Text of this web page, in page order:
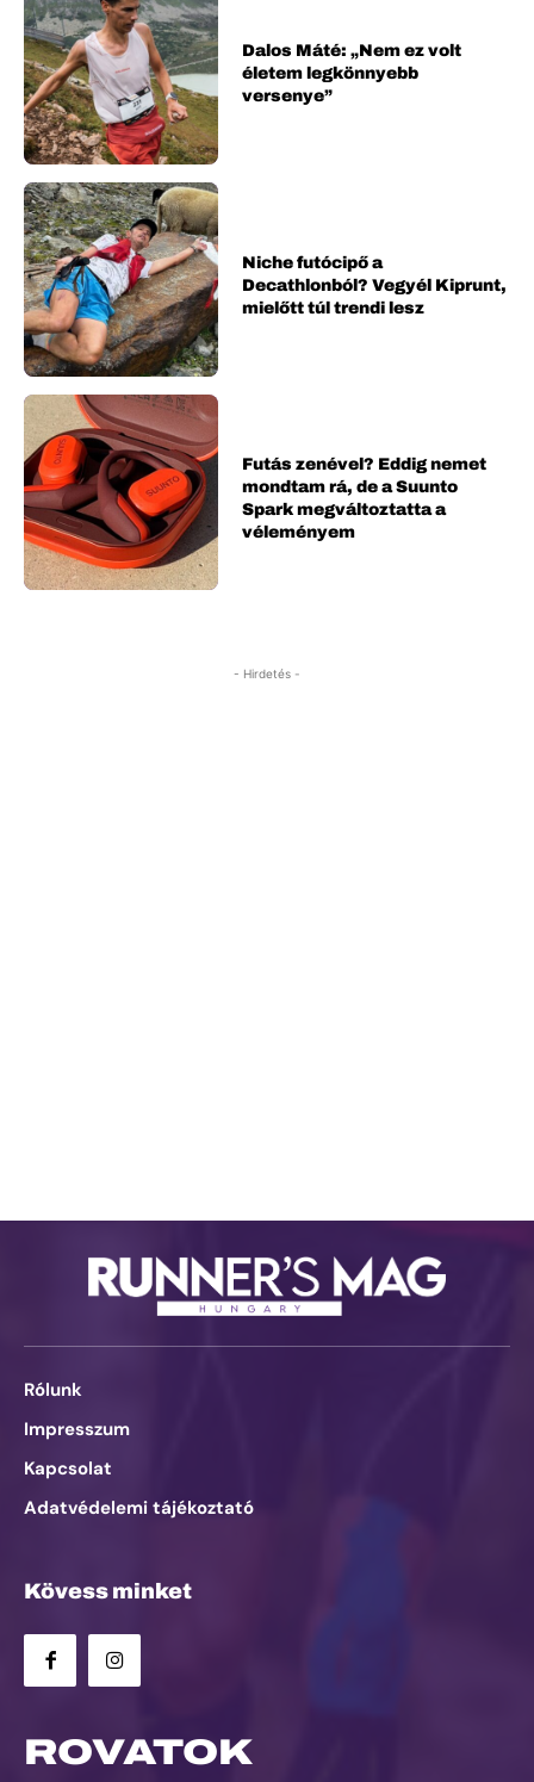
Dalos Máté: „Nem ez volt
életem legkönnyebb
versenye”
Niche futócipő a
Decathlonból? Vegyél Kiprunt,
mielőtt túl trendi lesz
Futás zenével? Eddig nemet
mondtam rá, de a Suunto
Spark megváltoztatta a
véleményem
- Hirdetés -
Rólunk
Impresszum
Kapcsolat
Adatvédelemi tájékoztató
Kövess minket
ROVATOK